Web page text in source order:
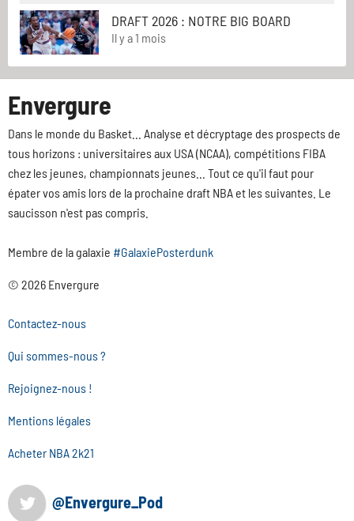
DRAFT 2026 : NOTRE BIG BOARD
Il y a 1 mois
Envergure
Dans le monde du Basket... Analyse et décryptage des prospects de
tous horizons : universitaires aux USA (NCAA), compétitions FIBA
chez les jeunes, championnats jeunes... Tout ce qu'il faut pour
épater vos amis lors de la prochaine draft NBA et les suivantes. Le
saucisson n'est pas compris.
Membre de la galaxie #GalaxiePosterdunk
© 2026 Envergure
Contactez-nous
Qui sommes-nous ?
Rejoignez-nous !
Mentions légales
Acheter NBA 2k21
@Envergure_Pod